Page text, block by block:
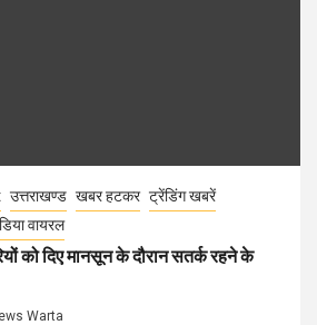
उत्तराखण्ड खबर हटकर ट्रेंडिंग खबरें
वायरल
को दिए मानसून के दौरान सतर्क रहने के
Warta